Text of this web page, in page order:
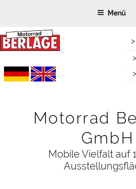
springen
Motorrad
GmbH
Mobile Vielfalt auf
Menü